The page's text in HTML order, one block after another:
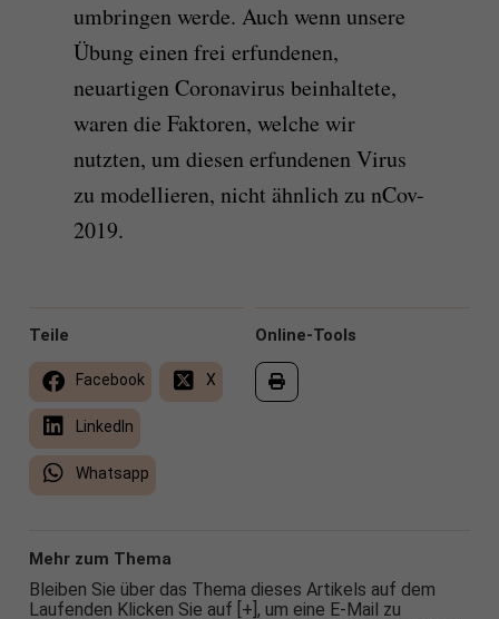
umbringen werde. Auch wenn unsere
Übung einen frei erfundenen,
neuartigen Coronavirus beinhaltete,
waren die Faktoren, welche wir
nutzten, um diesen erfundenen Virus
zu modellieren, nicht ähnlich zu nCov-
2019.
Online-Tools
Teile
Facebook X
LinkedIn
Whatsapp
Mehr zum Thema
Bleiben Sie über das Thema dieses Artikels auf dem
Laufenden Klicken Sie auf [+], um eine E-Mail zu